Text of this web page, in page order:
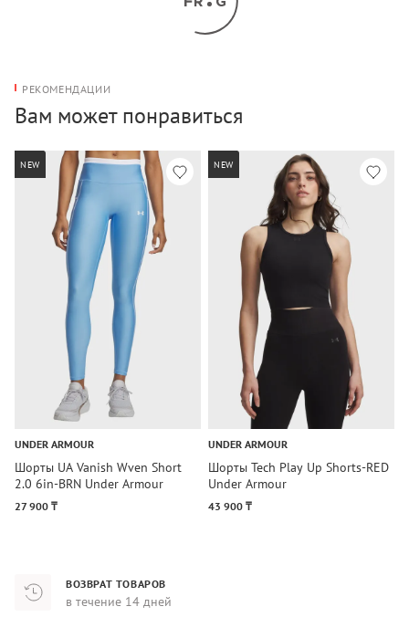
РЕКОМЕНДАЦИИ
Вам может понравиться
NEW
UNDER ARMOUR
Шорты UA Vanish Wven Short
2.0 6in-BRN Under Armour
27 900 ₸
NEW
UNDER ARMOUR
Шорты Tech Play Up Shorts-RED
Under Armour
43 900 ₸
ВОЗВРАТ ТОВАРОВ
в течение 14 дней